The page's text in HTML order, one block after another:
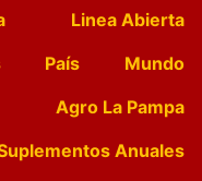
Linea Abierta
País
Mundo
Agro La Pampa
Anuales